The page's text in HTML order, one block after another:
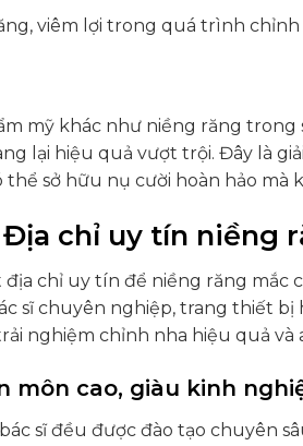
viêm lợi trong quá trình chỉnh
mỹ khác như niềng răng
lại hiệu quả vượt trội. Đây là
thể sở hữu nụ cười hoàn hảo
Địa chỉ uy tín niềng
chỉ uy tín để niềng răng mắc
sĩ chuyên nghiệp, trang thiết bị
nghiệm chỉnh nha hiệu quả và
môn cao, giàu kinh
sĩ đều được đào tạo chuyên